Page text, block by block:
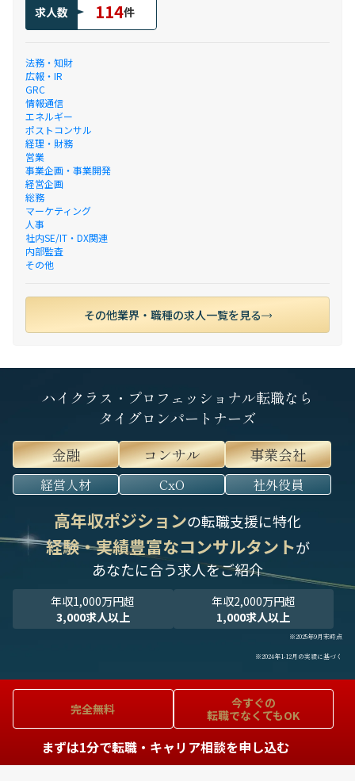
求人数 114件
法務・知財
広報・IR
GRC
情報通信
エネルギー
ポストコンサル
経理・財務
営業
事業企画・事業開発
経営企画
総務
マーケティング
人事
社内SE/IT・DX関連
内部監査
その他
その他業界・職種の求人一覧を見る
ハイクラス・プロフェッショナル転職なら
タイグロンパートナーズ
金融
コンサル 事業会社
経営人材 CxO 社外役員
高年収ポジションの転職支援に特化
経験・実績豊富なコンサルタントが
あなたに合う求人をご紹介
年収1,000万円超
3,000求人以上
年収2,000万円超
1,000求人以上
※2025年9月末時点
※2024年1-12月の実績に基づく
完全無料
今すぐの
転職でなくてもOK
まずは1分で転職・キャリア相談を申し込む